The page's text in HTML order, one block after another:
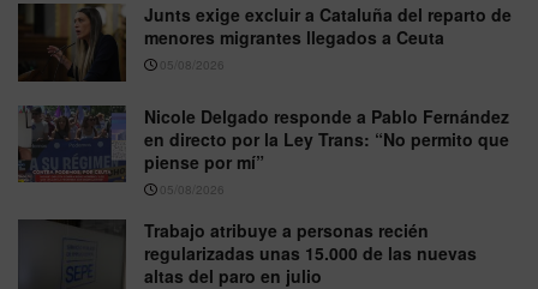
Junts exige excluir a Cataluña del reparto de
menores migrantes llegados a Ceuta
05/08/2026
Nicole Delgado responde a Pablo Fernández
en directo por la Ley Trans: “No permito que
piense por mí”
05/08/2026
Trabajo atribuye a personas recién
regularizadas unas 15.000 de las nuevas
altas del paro en julio